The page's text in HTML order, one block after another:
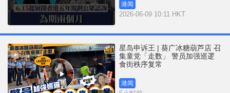
港闻
2026-06-09 10:11 HKT
星岛申诉王 | 葵广冰糖葫芦店 召
集童党「走数」 警员加强巡逻
食街秩序复常
港闻